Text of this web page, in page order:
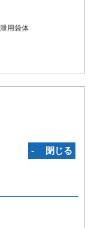
用袋体
‐ 閉じる